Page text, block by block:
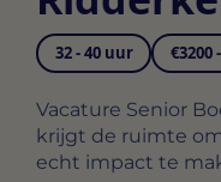
32 - 40 uur €3200
Vacature Senior
krijgt de ruimte
echt impact te